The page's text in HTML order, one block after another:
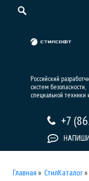
Российский
систем безопасности,
специальной
+7
Главная » СтилКаталог»